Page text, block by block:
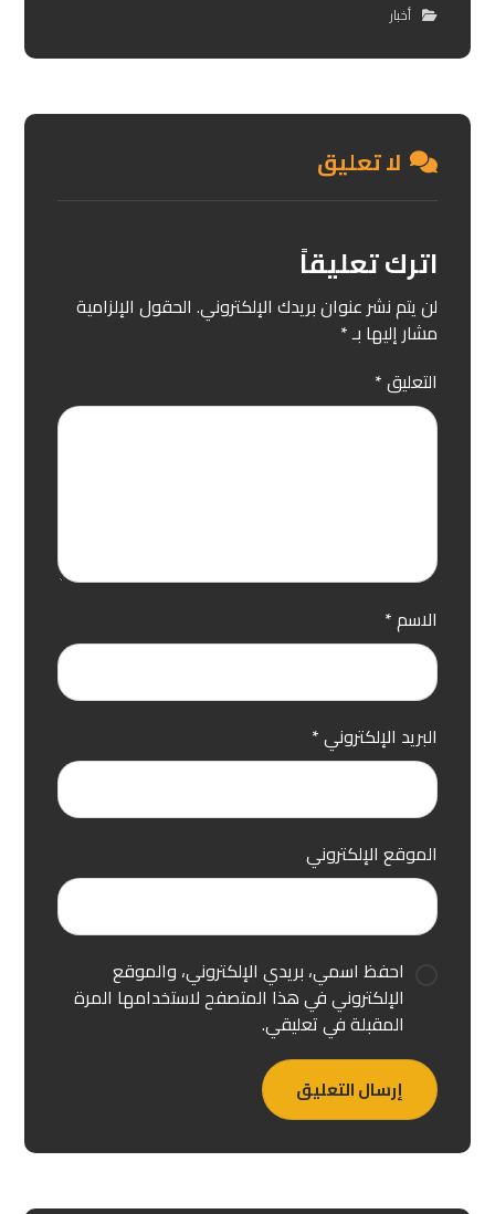
أخبار
لا تعليق
اترك تعليقاً
لن يتم نشر عنوان بريدك الإلكتروني. الحقول الإلزامية
مشار إليها بـ*
التعليق*
الاسم*
البريد الإلكتروني*
الموقع الإلكتروني
احفظ اسمي، بريدي الإلكتروني، والموقع
الإلكتروني في هذا المتصفح لاستخدامها المرة
المقبلة في تعليقي.
إرسال التعليق